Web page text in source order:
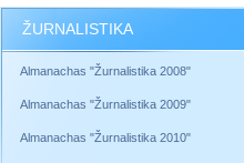
ŽURNALISTIKA
Almanachas "Žurnalistika 2008"
Almanachas "Žurnalistika 2009"
Almanachas "Žurnalistika 2010"